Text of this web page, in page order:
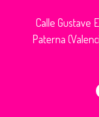
Calle Gustave
Paterna